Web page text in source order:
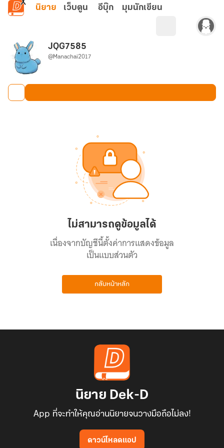
ข้ามไปยังเนื้อหาหลัก
นิยาย เว็บตูน อีบุ๊ก มุมนักเขียน
JQG7585
@Manachai2017
ไม่สามารถดูข้อมูลได้
เนื่องจากบัญชีนี้ตั้งค่าการแสดงข้อมูล
เป็นแบบส่วนตัว
กลับหน้าหลัก
นิยาย Dek-D
App ที่จะทำให้คุณอ่านนิยายจนวางมือถือไม่ลง!
ดาวน์โหลดแอป